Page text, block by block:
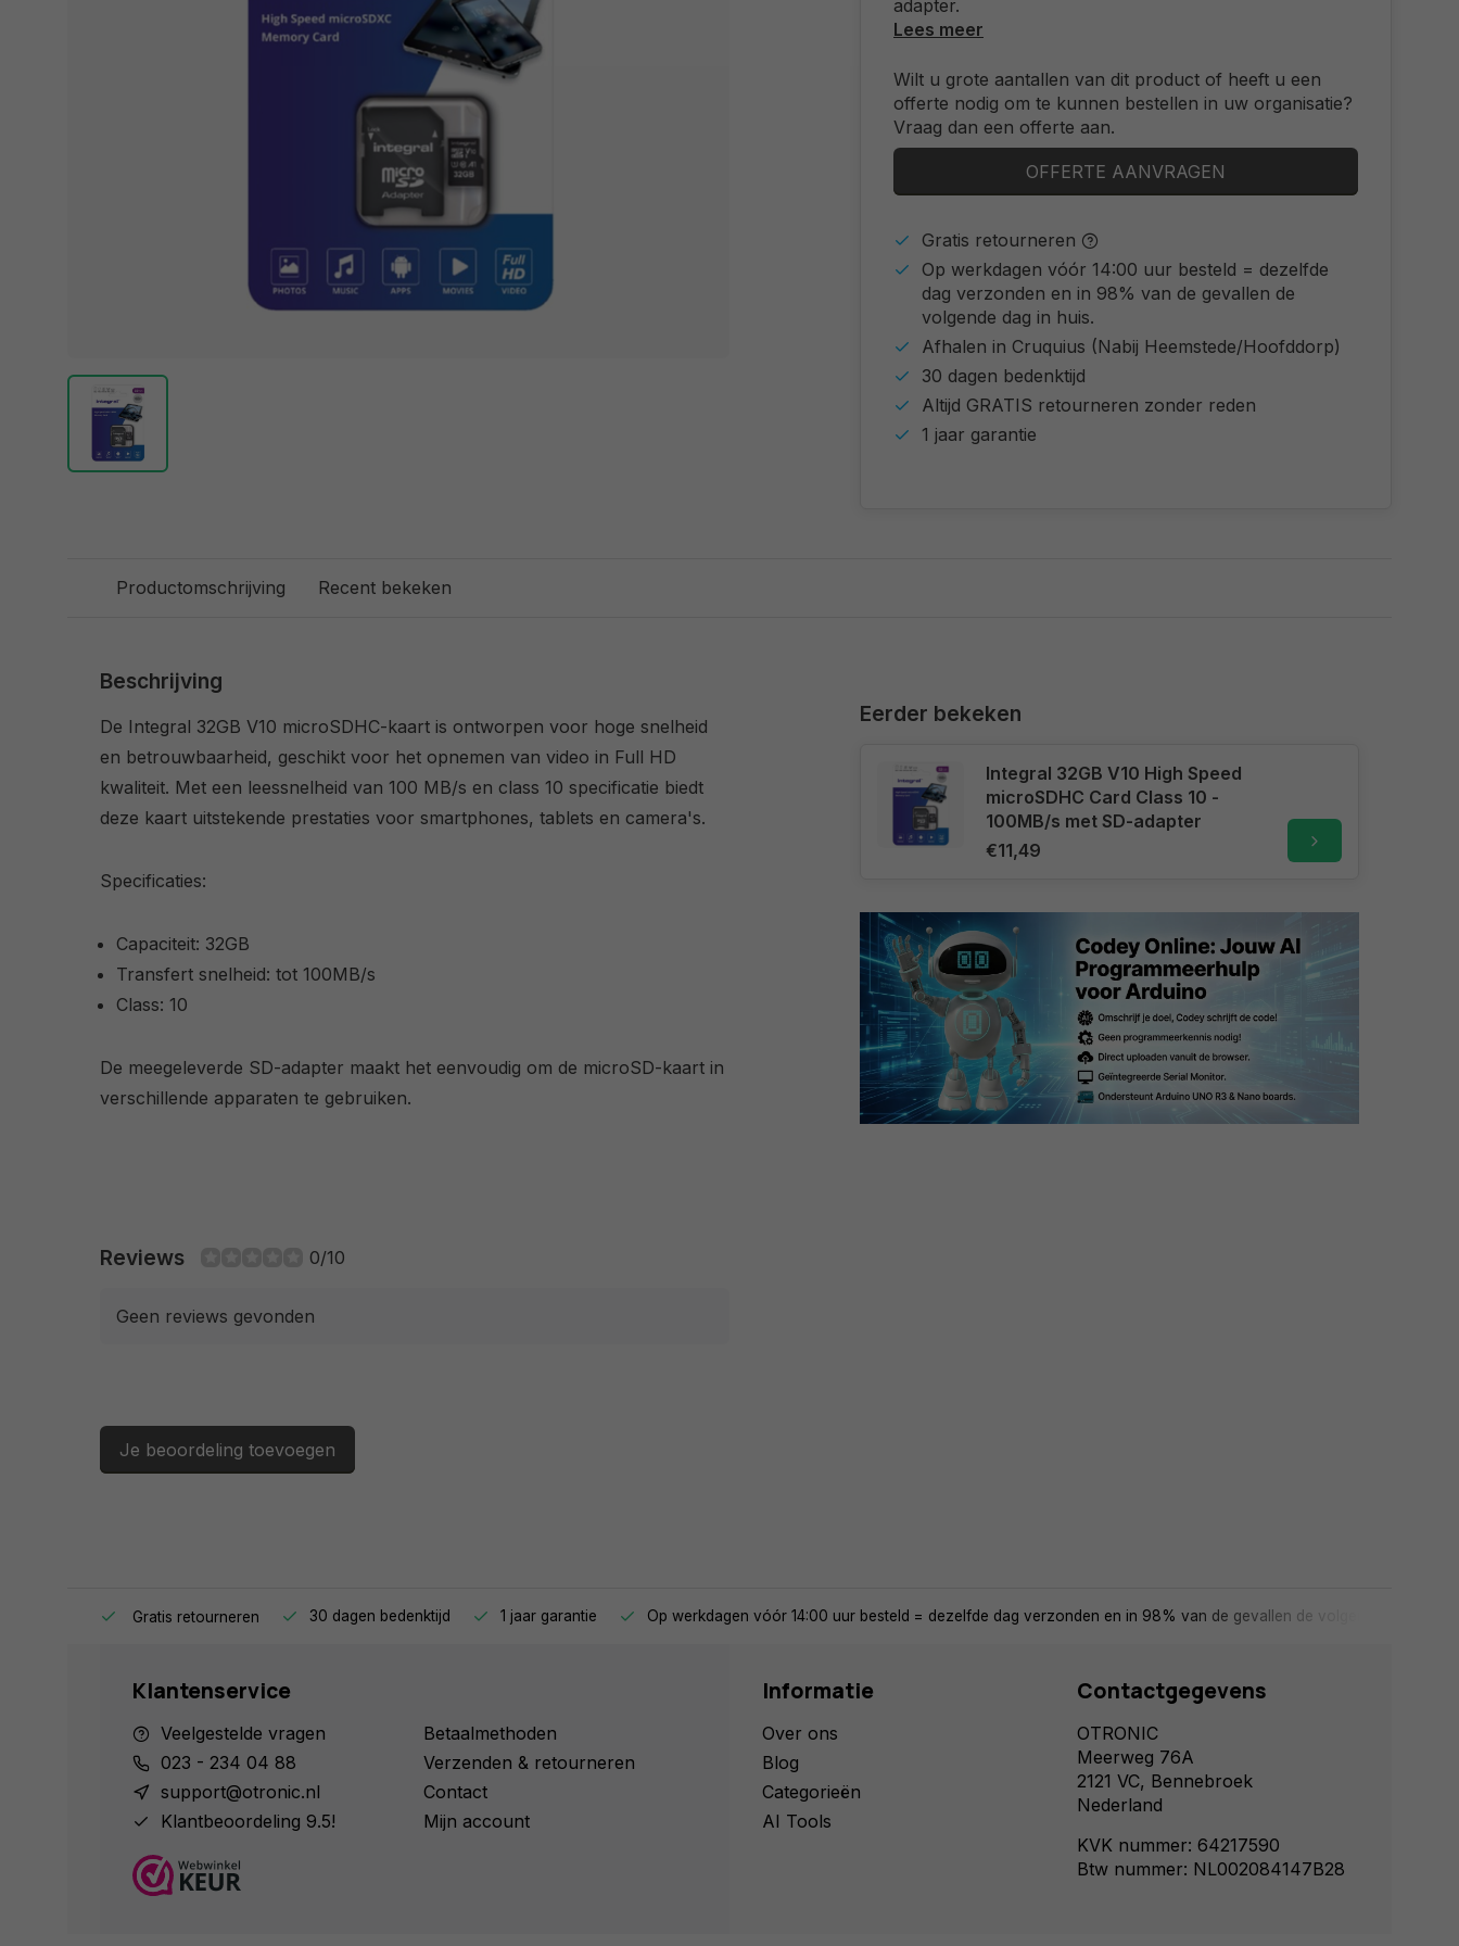
adapter.
Lees meer
Wilt u grote aantallen van dit product of heeft u een
offerte nodig om te kunnen bestellen in uw organisatie?
Vraag dan een offerte aan.
OFFERTE AANVRAGEN
Gratis retourneren
Op werkdagen vóór 14:00 uur besteld = dezelfde
dag verzonden en in 98% van de gevallen de
volgende dag in huis.
Afhalen in Cruquius (Nabij Heemstede/Hoofddorp)
30 dagen bedenktijd
Altijd GRATIS retourneren zonder reden
1 jaar garantie
Productomschrijving Recent bekeken
Beschrijving
De Integral 32GB V10 microSDHC-kaart is ontworpen voor hoge snelheid
en betrouwbaarheid, geschikt voor het opnemen van video in Full HD
kwaliteit. Met een leessnelheid van 100 MB/s en class 10 specificatie biedt
deze kaart uitstekende prestaties voor smartphones, tablets en camera's.
Specificaties:
Capaciteit: 32GB
Transfert snelheid: tot 100MB/s
Class: 10
De meegeleverde SD-adapter maakt het eenvoudig om de microSD-kaart in
verschillende apparaten te gebruiken.
Reviews 0/10
Geen reviews gevonden
Je beoordeling toevoegen
Eerder bekeken
Integral 32GB V10 High Speed
microSDHC Card Class 10 -
100MB/s met SD-adapter
€11,49
Gratis retourneren 30 dagen bedenktijd 1 jaar garantie Op werkdagen vóór 14:00 uur besteld = dezelfde dag verzonden en in 98% van de gevallen de volgende dag in
Klantenservice
Veelgestelde vragen
023 - 234 04 88
support@otronic.nl
Klantbeoordeling 9.5!
Betaalmethoden
Verzenden & retourneren
Contact
Mijn account
Informatie
Over ons
Blog
Categorieën
AI Tools
Contactgegevens
OTRONIC
Meerweg 76A
2121 VC, Bennebroek
Nederland
KVK nummer: 64217590
Btw nummer: NL002084147B28